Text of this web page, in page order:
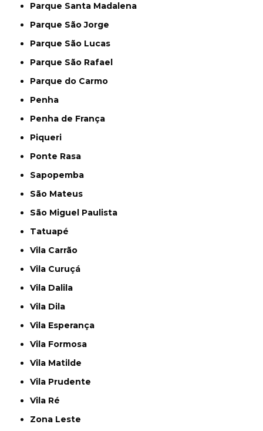
Parque Santa Madalena
Parque São Jorge
Parque São Lucas
Parque São Rafael
Parque do Carmo
Penha
Penha de França
Piqueri
Ponte Rasa
Sapopemba
São Mateus
São Miguel Paulista
Tatuapé
Vila Carrão
Vila Curuçá
Vila Dalila
Vila Dila
Vila Esperança
Vila Formosa
Vila Matilde
Vila Prudente
Vila Ré
Zona Leste